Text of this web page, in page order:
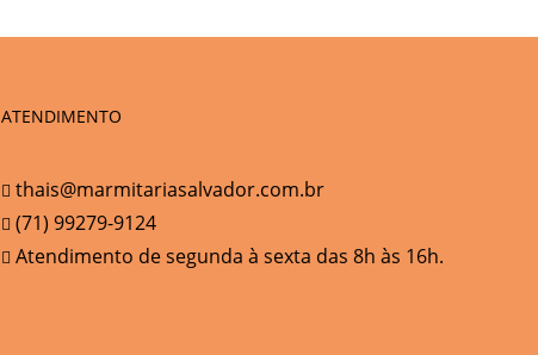
ATENDIMENTO
thais@marmitariasalvador.com.br
(71) 99279-9124
Atendimento de segunda à sexta das 8h às 16h.